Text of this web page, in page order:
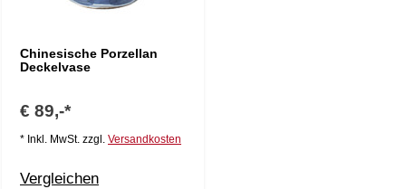
Chinesische Porzellan
Deckelvase
€ 89,-*
* Inkl. MwSt. zzgl. Versandkosten
Vergleichen